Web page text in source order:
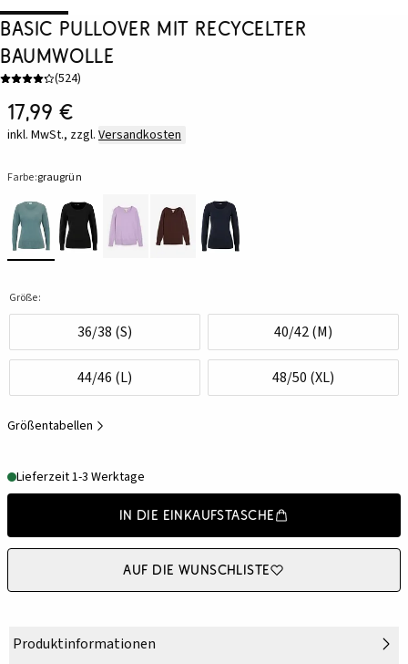
Basic Pullover mit recycelter
Baumwolle
(524)
17,99 €
inkl. MwSt., zzgl. Versandkosten
Farbe:graugrün
Größe:
36/38 (S) 40/42 (M)
44/46 (L) 48/50 (XL)
Größentabellen
Lieferzeit 1-3 Werktage
In die Einkaufstasche
Auf die Wunschliste
Produktinformationen